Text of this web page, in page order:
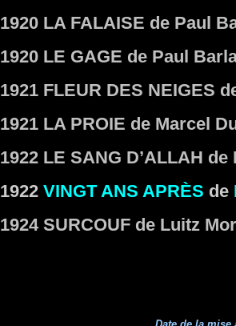
1920 LA FALAISE de Paul
1920 LE GAGE de Paul
1921 FLEUR DES NEIGES
1921 LA PROIE de Marcel
1922 LE SANG D’ALLAH de
1922 VINGT ANS APRÈS de
1924SURCOUF de Luitz